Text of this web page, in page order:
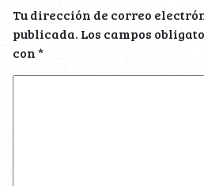
Tu dirección de correo
publicada. Los campos
con*